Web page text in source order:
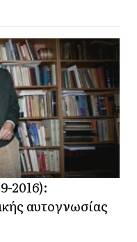
2016):
αυτογνωσίας